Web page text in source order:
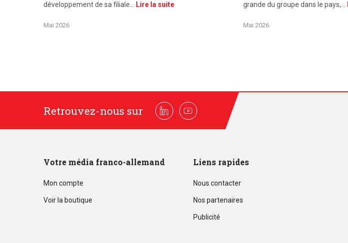
développement de sa filiale… Lire la suite
Mai 2026
grande du groupe dans le pays,…
Mai 2026
Retrouvez-nous sur LinkedinYoutube
Votre média franco-allemand
Mon compte
Voir la boutique
Liens rapides
Nous contacter
Nos partenaires
Publicité